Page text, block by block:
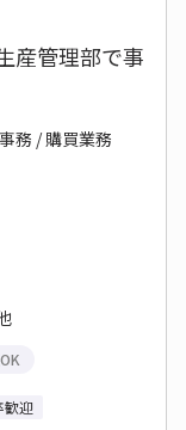
産管理部で事
務 / 購買業務
歓迎